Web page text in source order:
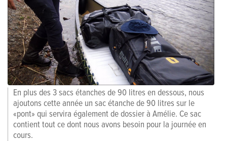
En plus des 3 sacs étanches de 90 litres en dessous, nous
ajoutons cette année un sac étanche de 90 litres sur le
«pont» qui servira également de dossier à Amélie. Ce sac
contient tout ce dont nous avons besoin pour la journée en
cours.